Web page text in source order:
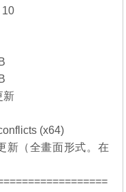
10
新
(x64)
新（全畫面形式。在